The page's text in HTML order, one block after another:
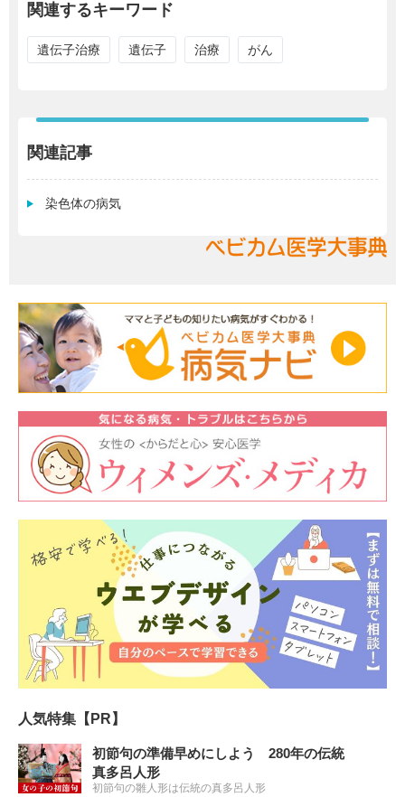
関連するキーワード
遺伝子治療 遺伝子 治療 がん
関連記事
染色体の病気
人気特集【PR】
初節句の準備早めにしよう 280年の伝統
真多呂人形
初節句の雛人形は伝統の真多呂人形